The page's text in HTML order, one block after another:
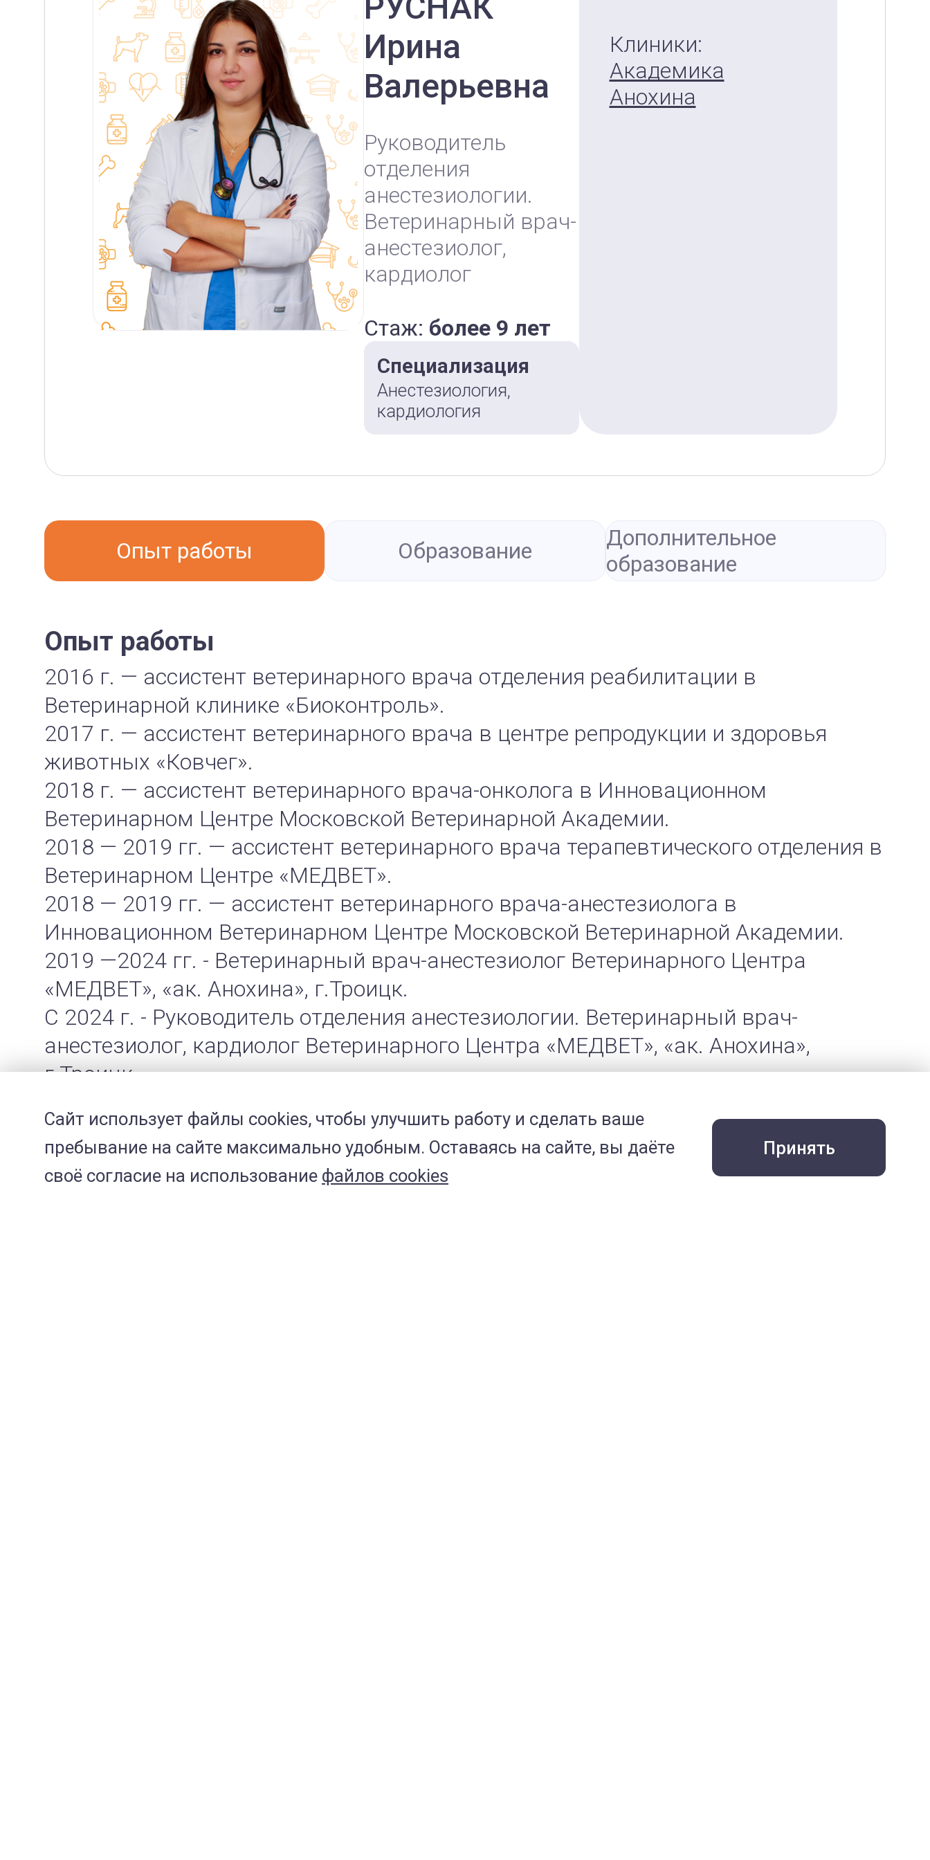
Ирина
Валерьевна
Руководитель
отделения
анестезиологии.
Ветеринарный врач-
анестезиолог,
кардиолог
Стаж: более 9 лет
Специализация
Анестезиология,
кардиология
Клиники:
Академика
Анохина
Опыт работы Образование
Дополнительное
образование
Опыт работы
2016 г. — ассистент ветеринарного врача отделения реабилитации в
Ветеринарной клинике «Биоконтроль».
2017 г. — ассистент ветеринарного врача в центре репродукции и здоровья
животных «Ковчег».
2018 г. — ассистент ветеринарного врача-онколога в Инновационном
Ветеринарном Центре Московской Ветеринарной Академии.
2018 — 2019 гг. — ассистент ветеринарного врача терапевтического отделения в
Ветеринарном Центре «МЕДВЕТ».
2018 — 2019 гг. — ассистент ветеринарного врача-анестезиолога в
Инновационном Ветеринарном Центре Московской Ветеринарной Академии.
2019 —2024 гг. - Ветеринарный врач-анестезиолог Ветеринарного Центра
«МЕДВЕТ», «ак. Анохина», г.Троицк.
С 2024 г. - Руководитель отделения анестезиологии. Ветеринарный врач-
анестезиолог, кардиолог Ветеринарного Центра «МЕДВЕТ», «ак. Анохина»,
г.Троицк
Сайт использует файлы cookies, чтобы улучшить работу и сделать ваше
пребывание на сайте максимально удобным. Оставаясь на сайте, вы даёте
своё согласие на использование файлов cookies
Принять